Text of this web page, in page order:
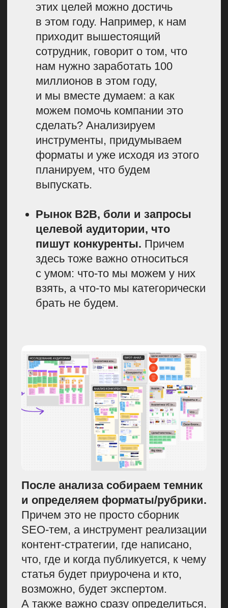
выдумывать, о чем писать, что
сделать, как и зачем это
выпускать, значит, проблему нужно
искать еще на этапе контент-
стратегии. Но также важно
понимать, что это план на год,
но мы относимся к нему гибко.
2. Подбираем
подходящий способ
планирования для
задач с контентом
визуализировать свою работу
хотя бы это есть. Это хороший
инструмент на старте, особенно
когда у вас немного людей.
Вы можете там поместить все
плане, можете отследить, кто
пишет, когда дедлайн задачи, какой
фактический срок исполнения,
но часто этого бывает
недостаточно.
отслеживания статуса задач.
У вас не будет понимания,
на каком этапе работа на самом
деле сейчас происходит. Вам
нужно тратить время на то,
чтобы вникать в каждую статью,
переспрашивать и ходить
по личкам, спрашивать: «А что
случилось, почему не написал?»
Это будет лишняя трата
времени, и это мешает
систему.
Нет информации
о загруженности авторов
и редакции в целом.
например, Петя пишет пять
статей, а Аня две статьи, значит,
нужно загрузить больше Аню.
Но в этот момент
мы не учитываем, что у Ани
могут быть какие-то особенные